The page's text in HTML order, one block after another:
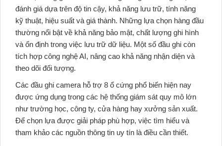
đánh giá dựa trên độ tin cậy, khả năng lưu trữ, tính năng
kỹ thuật, hiệu suất và giá thành. Những lựa chọn hàng đầu
thường nổi bật về khả năng bảo mật, chất lượng ghi hình
và ổn định trong việc lưu trữ dữ liệu. Một số đầu ghi còn
tích hợp công nghệ AI, nâng cao khả năng nhận diện và
theo dõi đối tượng.
Các đầu ghi camera hỗ trợ 8 ổ cứng phổ biến hiện nay
được ứng dụng trong các hệ thống giám sát quy mô lớn
như trường học, công ty, cửa hàng hay xưởng sản xuất.
Để chọn lựa được giải pháp phù hợp, việc tìm hiểu và
tham khảo các nguồn thông tin uy tín là điều cần thiết.